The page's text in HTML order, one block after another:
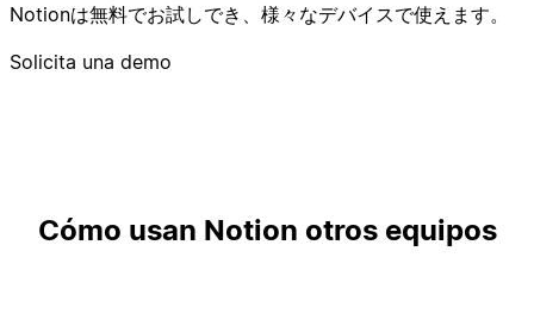
Notionは無料でお試しでき、様々なデバイスで使えます。
Solicita una demo
Cómo usan Notion otros equipos